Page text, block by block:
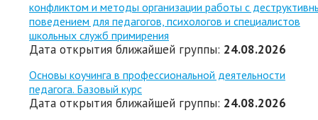
конфликтом и методы организации работы с
поведением для педагогов, психологов и специалистов
школьных служб примирения
Дата открытия ближайшей группы: 24.08.2026
Основы коучинга в профессиональной деятельности
педагога. Базовый курс
Дата открытия ближайшей группы: 24.08.2026